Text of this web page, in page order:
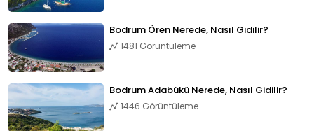
Bodrum Ören Nerede, Nasıl Gidilir?
1481 Görüntüleme
Bodrum Adabükü Nerede, Nasıl Gidilir?
1446 Görüntüleme